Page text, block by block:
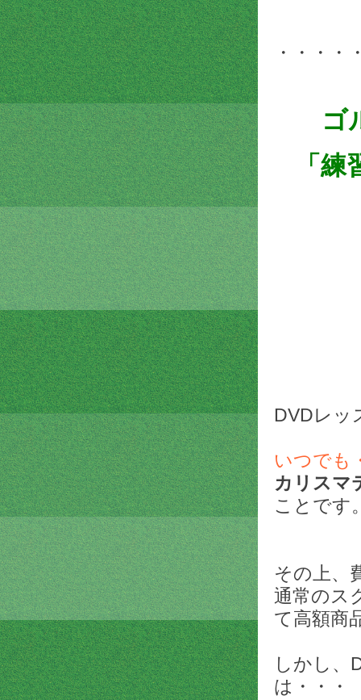
・・・・
ゴ
「
DVDレッ
いつでも
カリスマ
ことです
その上、
通常のス
て高額商
しかし、
は・・・